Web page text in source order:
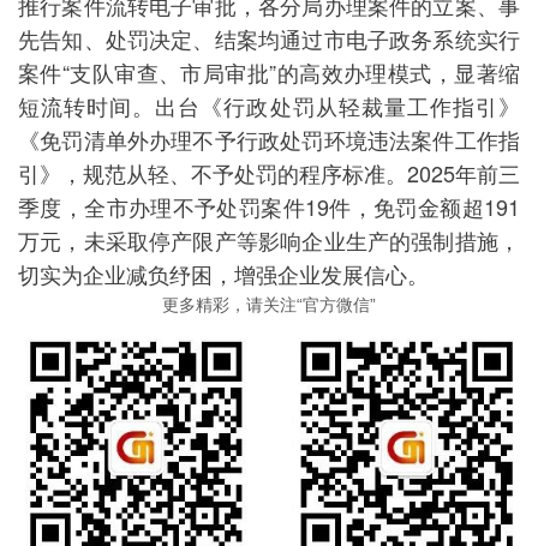
先告知、处罚决定、结案均通过市电子政务系统实行
案件“支队审查、市局审批”的高效办理模式，显著缩
短流转时间。出台《行政处罚从轻裁量工作指引》
《免罚清单外办理不予行政处罚环境违法案件工作指
引》，规范从轻、不予处罚的程序标准。2025年前三
季度，全市办理不予处罚案件19件，免罚金额超191
万元，未采取停产限产等影响企业生产的强制措施，
切实为企业减负纾困，增强企业发展信心。
更多精彩，请关注“官方微信”